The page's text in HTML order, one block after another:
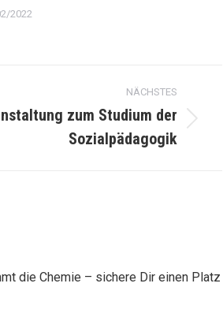
2022
NÄCHSTES
zum Studium der
Sozialpädagogik
die Chemie – sichere Dir einen Platz